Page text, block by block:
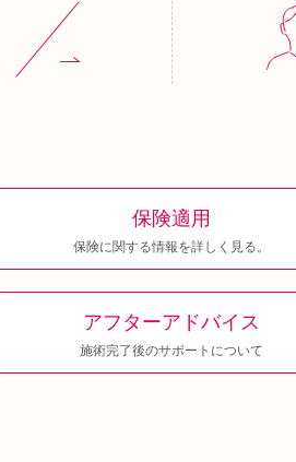
保険適用
保険に関する情報を詳しく見る。
アフターアドバイス
施術完了後のサポートについて